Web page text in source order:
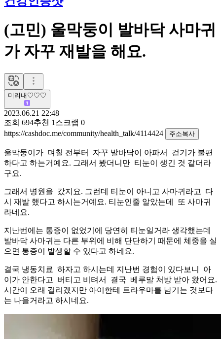
(고민) 울막둥이 발바닥 사마귀
가 자꾸 재발을 해요.
미리내♡♡♡
2023.06.21 22:48
조회 694추천 1 스크랩 0
https://cashdoc.me/community/health_talk/4114424
주소복사
울막둥이가 며칠 전부터 자꾸 발바닥이 아파서 걷기가 불편
하다고 하는거예요. 그래서 봤더니만 티눈이 생긴 것 같더라
구요.
그래서 병원을 갔지요. 그런데 티눈이 아니고 사마귀라고 다
시 재발 했다고 하시는거예요. 티눈인줄 알았는데 또 사마귀
라네요.
지난번에는 통증이 없었기에 당연히 티눈일거라 생각했는데
발바닥 사마귀는 다른 부위에 비해 단단하기 때문에 체중을 실
으면 통증이 발생할 수 있다고 하네요.
결국 냉동치료 하자고 하시는데 지난번 경험이 있다보니 아
이가 안한다고 버티고 비텨서 결국 베루말 처방 받아 왔어요.
시간이 오래 걸리겠지만 아이한테 트라우마를 남기는 것보다
는 나을거라고 하시네요.